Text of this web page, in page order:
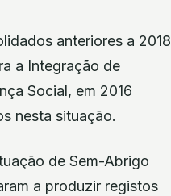
anteriores a 2018
a Integração de
Social, em 2016
nesta situação.
de Sem-Abrigo
a produzir registos